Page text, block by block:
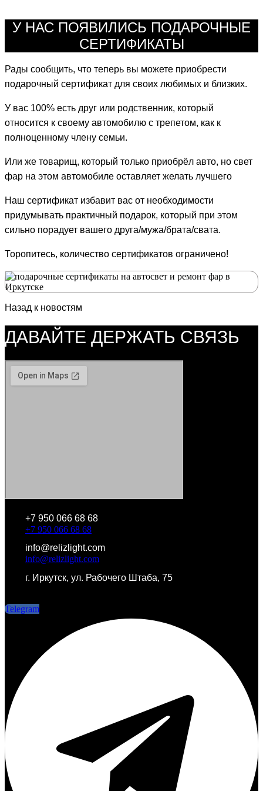
У НАС ПОЯВИЛИСЬ ПОДАРОЧНЫЕ
СЕРТИФИКАТЫ
Рады сообщить, что теперь вы можете приобрести
подарочный сертификат для своих любимых и близких.
У вас 100% есть друг или родственник, который
относится к своему автомобилю с трепетом, как к
полноценному члену семьи.
Или же товарищ, который только приобрёл авто, но свет
фар на этом автомобиле оставляет желать лучшего
Наш сертификат избавит вас от необходимости
придумывать практичный подарок, который при этом
сильно порадует вашего друга/мужа/брата/свата.
Торопитесь, количество сертификатов ограничено!
Назад к новостям
ДАВАЙТЕ ДЕРЖАТЬ СВЯЗЬ
+7 950 066 68 68
+7 950 066 68 68
info@relizlight.com
info@relizlight.com
г. Иркутск, ул. Рабочего Штаба, 75
Telegram